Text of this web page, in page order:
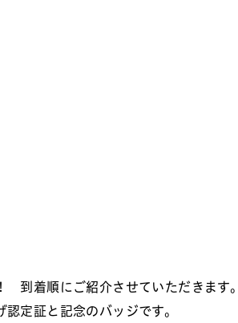
到着順にご紹介させていただきます。
定証と記念のバッジです。